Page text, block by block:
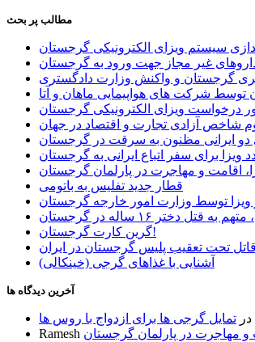
مطالب پر بحث
سیستم ویزای الکترونیکی گرجستان
غیر مجاز جهت ورود به گرجستان
گرجستان و واکنش وزارت دادگستری
توسط شرکت های هواپیمایی ماهان و آتا
درخواست ویزای الکترونیکی گرجستان
شاخص آزادی تجارت و اقتصاد در جهان
دو ایرانی مظنون به سرقت در گرجستان
ویزا برای سفر اتباع ایرانی به گرجستان
اقامت و مهاجرت در پارلمان گرجستان
قطار جدید تفلیس به باتومی
ویزا توسط وزارت امور خارجه گرجستان
دختر ۱۶ ساله در گرجستان
گرین کارت گرجستان!
تحت تعقیب پلیس گرجستان در ایران
آشنایی با غذاهای گرجی (خینکالی)
آخرین دیدگاه ها
در تمایل گرجی ها برای ازدواج با روس ها
Ramesh و مهاجرت در پارلمان گرجستان